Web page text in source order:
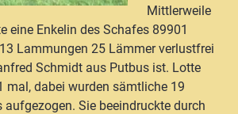
Mittlerweile
eine Enkelin des Schafes 89901
Lammungen 25 Lämmer verlustfrei
Schmidt aus Putbus ist. Lotte
mal, dabei wurden sämtliche 19
Sie beeindruckte durch